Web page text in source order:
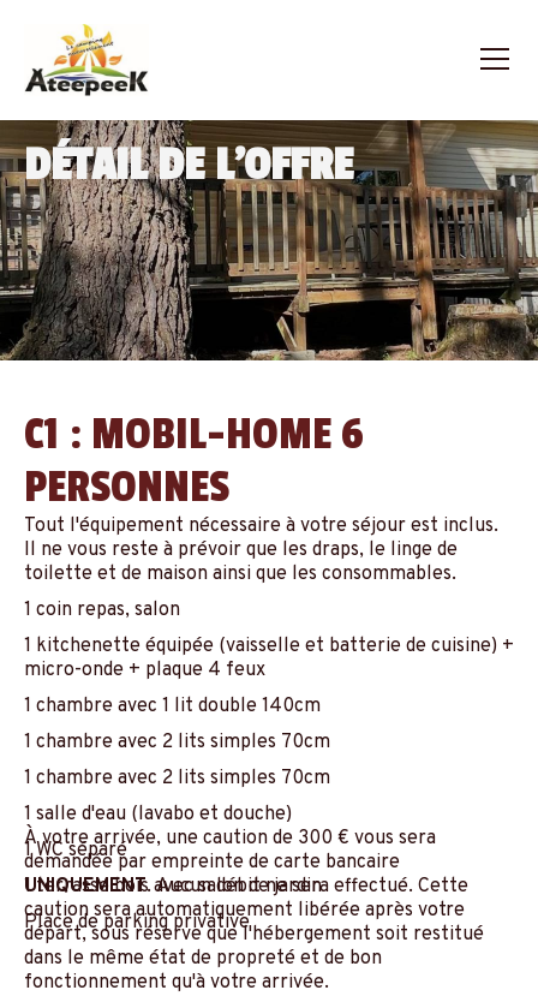
DÉTAIL DE L'OFFRE
C1 : MOBIL-HOME 6
PERSONNES
Tout l'équipement nécessaire à votre séjour est inclus.
Il ne vous reste à prévoir que les draps, le linge de
toilette et de maison ainsi que les consommables.
1 coin repas, salon
1 kitchenette équipée (vaisselle et batterie de cuisine) +
micro-onde + plaque 4 feux
1 chambre avec 1 lit double 140cm
1 chambre avec 2 lits simples 70cm
1 chambre avec 2 lits simples 70cm
1 salle d'eau (lavabo et douche)
1 WC séparé
1 terrasse bois avec salon de jardin
Place de parking privative
À votre arrivée, une caution de 300 € vous sera
demandée par empreinte de carte bancaire
UNIQUEMENT. Aucun débit ne sera effectué. Cette
caution sera automatiquement libérée après votre
départ, sous réserve que l'hébergement soit restitué
dans le même état de propreté et de bon
fonctionnement qu'à votre arrivée.